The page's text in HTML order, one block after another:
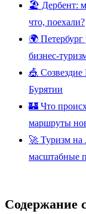
🏖️ Дербент:
что, поехали?
🌍
бизнес-
🎪
Бурятии
🏰 Что
маршруты
🚀 Туризм на
масштабные
Содержание